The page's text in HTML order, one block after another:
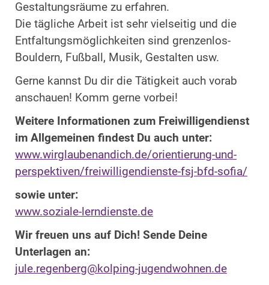
Gestaltungsräume zu erfahren.
Die tägliche Arbeit ist sehr vielseitig und die
Entfaltungsmöglichkeiten sind grenzenlos-
Bouldern, Fußball, Musik, Gestalten usw.
Gerne kannst Du dir die Tätigkeit auch vorab
anschauen! Komm gerne vorbei!
Weitere Informationen zum Freiwilligendienst
im Allgemeinen findest Du auch unter:
www.wirglaubenandich.de/orientierung-und-
perspektiven/freiwilligendienste-fsj-bfd-sofia/
sowie unter:
www.soziale-lerndienste.de
Wir freuen uns auf Dich! Sende Deine
Unterlagen an:
jule.regenberg@kolping-jugendwohnen.de